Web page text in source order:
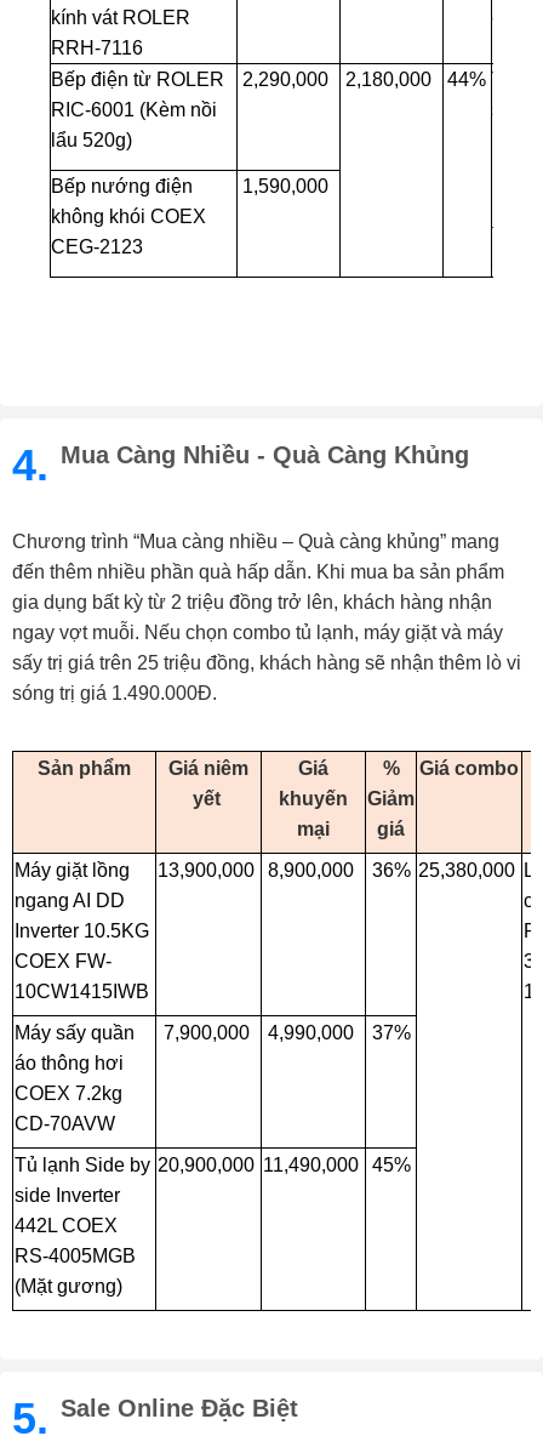
kính vát ROLER
RRH-7116
Bếp điện từ ROLER
RIC-6001 (Kèm nồi
lẩu 520g)
2,290,000 2,180,000 44% Tặng
sấy
trị
Bếp nướng điện
không khói COEX
CEG-2123
1,590,000
4. Mua Càng Nhiều - Quà Càng Khủng
Chương trình “Mua càng nhiều – Quà càng khủng” mang
đến thêm nhiều phần quà hấp dẫn. Khi mua ba sản phẩm
gia dụng bất kỳ từ 2 triệu đồng trở lên, khách hàng nhận
ngay vợt muỗi. Nếu chọn combo tủ lạnh, máy giặt và máy
sấy trị giá trên 25 triệu đồng, khách hàng sẽ nhận thêm lò vi
sóng trị giá 1.490.000Đ.
Sản phẩm
Giá niêm
yết
Giá
khuyến
mại
%
Giảm
giá
Giá combo
Máy giặt lồng
ngang AI DD
Inverter 10.5KG
COEX FW-
10CW1415IWB
13,900,000 8,900,000 36% 25,380,000
Máy sấy quần
áo thông hơi
COEX 7.2kg
CD-70AVW
7,900,000 4,990,000 37%
Tủ lạnh Side by
side Inverter
442L COEX
RS-4005MGB
(Mặt gương)
20,900,000 11,490,000 45%
5. Sale Online Đặc Biệt